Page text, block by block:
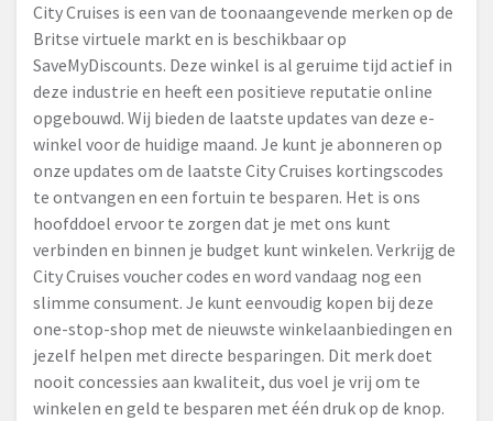
City Cruises is een van de toonaangevende merken op de
Britse virtuele markt en is beschikbaar op
SaveMyDiscounts. Deze winkel is al geruime tijd actief in
deze industrie en heeft een positieve reputatie online
opgebouwd. Wij bieden de laatste updates van deze e-
winkel voor de huidige maand. Je kunt je abonneren op
onze updates om de laatste City Cruises kortingscodes
te ontvangen en een fortuin te besparen. Het is ons
hoofddoel ervoor te zorgen dat je met ons kunt
verbinden en binnen je budget kunt winkelen. Verkrijg de
City Cruises voucher codes en word vandaag nog een
slimme consument. Je kunt eenvoudig kopen bij deze
one-stop-shop met de nieuwste winkelaanbiedingen en
jezelf helpen met directe besparingen. Dit merk doet
nooit concessies aan kwaliteit, dus voel je vrij om te
winkelen en geld te besparen met één druk op de knop.